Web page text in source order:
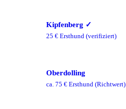
Kipfenberg ✓
25 € Ersthund (verifiziert)
Oberdolling
ca. 75 € Ersthund (Richtwert)